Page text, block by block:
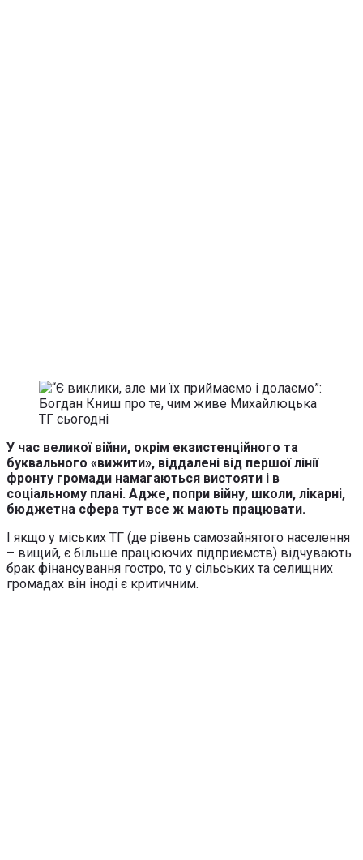
У час великої війни, окрім екзистенційного та
буквального «вижити», віддалені від першої лінії
фронту громади намагаються вистояти і в
соціальному плані. Адже, попри війну, школи, лікарні,
бюджетна сфера тут все ж мають працювати.
І якщо у міських ТГ (де рівень самозайнятого населення
– вищий, є більше працюючих підприємств) відчувають
брак фінансування гостро, то у сільських та селищних
громадах він іноді є критичним.